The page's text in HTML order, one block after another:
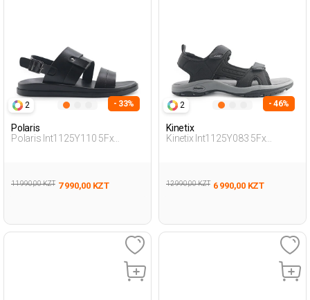
2 - 33%
Polaris
Polaris Int1125Y110 5Fx
11 990,00 KZT 7 990,00 KZT
2 - 46%
Kinetix
Kinetix Int1125Y083 5Fx
12 990,00 KZT 6 990,00 KZT